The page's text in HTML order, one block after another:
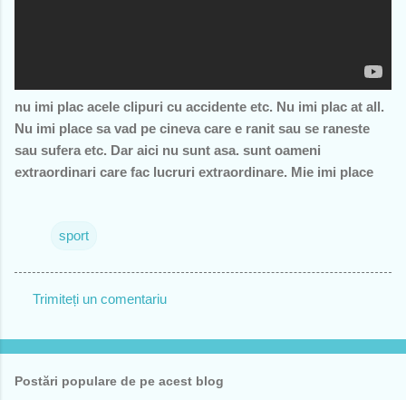
nu imi plac acele clipuri cu accidente etc. Nu imi plac at all.
Nu imi place sa vad pe cineva care e ranit sau se raneste
sau sufera etc. Dar aici nu sunt asa. sunt oameni
extraordinari care fac lucruri extraordinare. Mie imi place
sport
o
Trimiteți un comentariu
Postări populare de pe acest blog